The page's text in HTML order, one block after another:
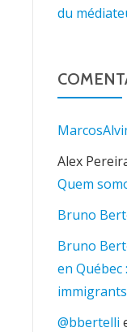
du
Alex
Quem
Bruno
Bruno
en
immigrants
@bbertelli